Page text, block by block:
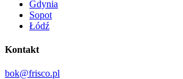
Gdynia
Sopot
Łódź
Kontakt
bok@frisco.pl